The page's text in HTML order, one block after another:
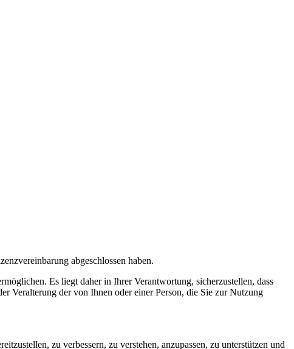
abgeschlossen haben.
Es liegt daher in Ihrer Verantwortung, sicherzustellen, dass
Veralterung der von Ihnen oder einer Person, die Sie zur Nutzung
zu verbessern, zu verstehen, anzupassen, zu unterstützen und